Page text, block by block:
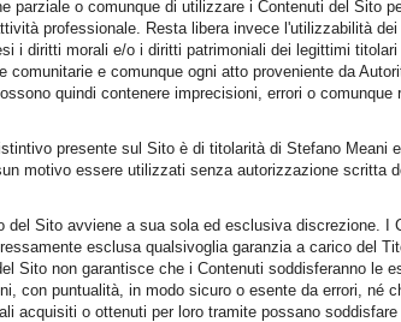
parziale o comunque di utilizzare i Contenuti del Sito
professionale. Resta libera invece l'utilizzabilità
i diritti morali e/o i diritti patrimoniali dei legittimi
comunitarie e comunque ogni atto proveniente da
quindi contenere imprecisioni, errori o comunque
presente sul Sito è di titolarità di Stefano Meani
motivo essere utilizzati senza autorizzazione scritta
del Sito avviene a sua sola ed esclusiva discrezione. I
esclusa qualsivoglia garanzia a carico del
Sito non garantisce che i Contenuti soddisferanno le
con puntualità, in modo sicuro o esente da errori, né
acquisiti o ottenuti per loro tramite possano